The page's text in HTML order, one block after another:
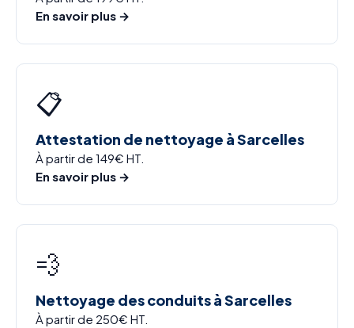
En savoir plus →
📋
Attestation de nettoyage à Sarcelles
À partir de 149€ HT.
En savoir plus →
💨
Nettoyage des conduits à Sarcelles
À partir de 250€ HT.